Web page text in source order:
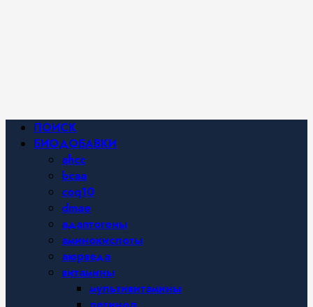
Основное
меню
ПОИСК
БИОДОБАВКИ
ahcc
bcaa
coq10
dmae
адаптогены
аминокислоты
аюрведа
витамины
мультивитамины